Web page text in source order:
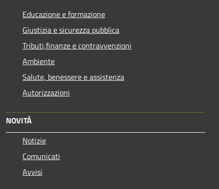
Educazione e formazione
Giustizia e sicurezza pubblica
Tributi,finanze e contravvenzioni
Ambiente
Salute, benessere e assistenza
Autorizzazioni
NOVITÀ
Notizie
Comunicati
Avvisi